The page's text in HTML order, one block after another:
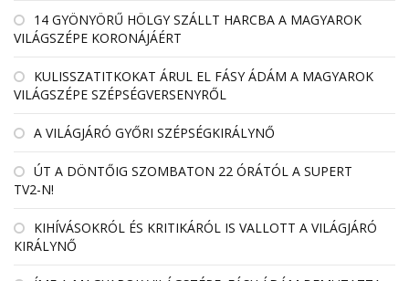
14 GYÖNYÖRŰ HÖLGY SZÁLLT HARCBA A MAGYAROK
VILÁGSZÉPE KORONÁJÁÉRT
KULISSZATITKOKAT ÁRUL EL FÁSY ÁDÁM A MAGYAROK
VILÁGSZÉPE SZÉPSÉGVERSENYRŐL
A VILÁGJÁRÓ GYŐRI SZÉPSÉGKIRÁLYNŐ
ÚT A DÖNTŐIG SZOMBATON 22 ÓRÁTÓL A SUPERT
TV2-N!
KIHÍVÁSOKRÓL ÉS KRITIKÁRÓL IS VALLOTT A VILÁGJÁRÓ
KIRÁLYNŐ